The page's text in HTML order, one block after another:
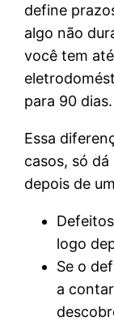
define
algo não
você tem
para 90 dias.
Essa
casos, só
depois de
logo
Se o
a